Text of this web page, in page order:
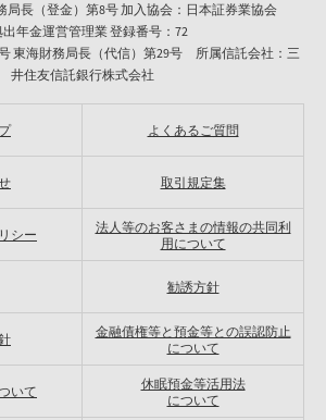
局長（登金）第8号 加入協会：日本証券業協会
出年金運営管理業 登録番号：72
東海財務局長（代信）第29号 所属信託会社：三
井住友信託銀行株式会社
よくあるご質問
取引規定集
シー
法人等のお客さまの情報の共同利
用について
勧誘方針
金融債権等と預金等との誤認防止
について
いて
休眠預金等活用法
について